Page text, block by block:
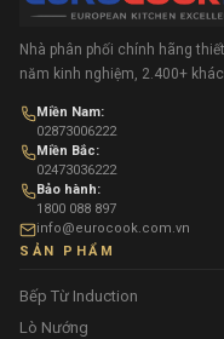
Nhà phân phối chính hãng
năm kinh nghiệm, 2.400+
Miền Nam:
02873006222
Miền Bắc:
02473036222
Bảo hành:
1800 088 897
info@eurocook.com.vn
SẢN PHẨM
Bếp Từ Induction
Lò Nướng